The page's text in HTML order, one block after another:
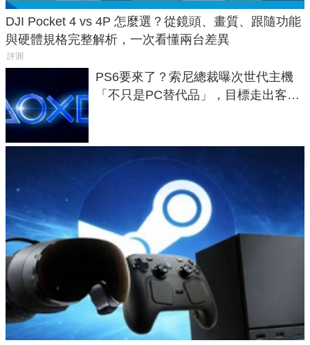
DJI Pocket 4 vs 4P 怎麼選？從鏡頭、畫質、跟隨功能
與硬體規格完整解析，一次看懂兩台差異
評測
PS6要來了？索尼總裁曝次世代主機
「不只是PC替代品」，目標走出客